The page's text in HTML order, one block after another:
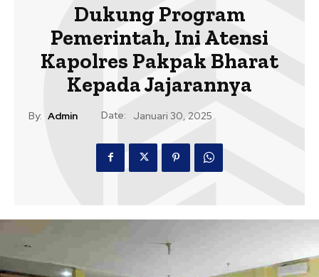
Dukung Program
Pemerintah, Ini Atensi
Kapolres Pakpak Bharat
Kepada Jajarannya
By: Admin Date: Januari 30, 2025